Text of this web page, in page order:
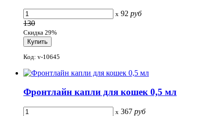
x 92 руб
130
Скидка 29%
Код: v-10645
Фронтлайн капли для кошек 0,5 мл
x 367 руб